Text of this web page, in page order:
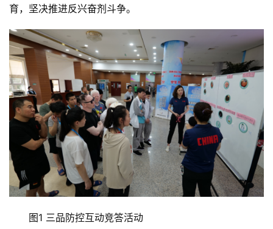
育，坚决推进反兴奋剂斗争。
图1 三品防控互动竞答活动